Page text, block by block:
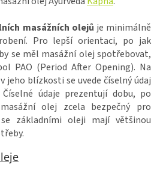
masážních olejů je minimálně
Pro lepší orientaci, po jak
se měl masážní olej spotřebovat,
PAO (Period After Opening). Na
jeho blízkosti se uvede číselný údaj
údaje prezentují dobu, po
olej zcela bezpečný pro
se základními oleji mají většinou